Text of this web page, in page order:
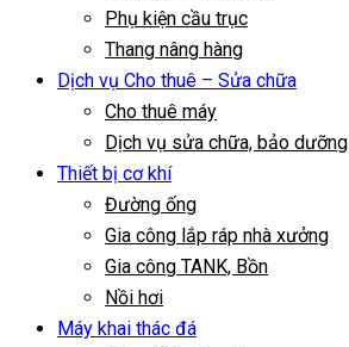
Phụ kiện cầu trục
Thang nâng hàng
Dịch vụ Cho thuê – Sửa chữa
Cho thuê máy
Dịch vụ sửa chữa, bảo dưỡng
Thiết bị cơ khí
Đường ống
Gia công lắp ráp nhà xưởng
Gia công TANK, Bồn
Nồi hơi
Máy khai thác đá